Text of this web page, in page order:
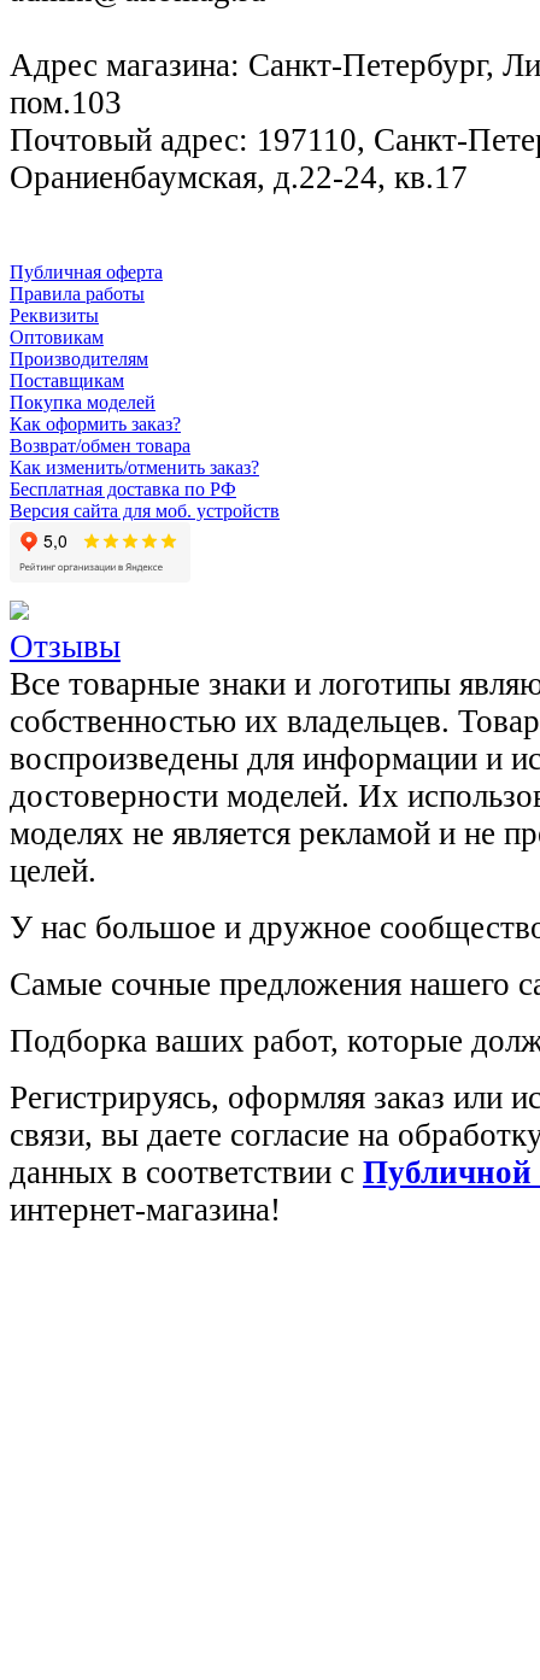
Адрес магазина: Санкт-Петербург,
пом.103
Почтовый адрес: 197110, Санкт-
Ораниенбаумская, д.22-24, кв.17
Публичная оферта
Правила работы
Реквизиты
Оптовикам
Производителям
Поставщикам
Покупка моделей
Как оформить заказ?
Возврат/обмен товара
Как изменить/отменить заказ?
Бесплатная доставка по РФ
Версия сайта для моб. устройств
Отзывы
Все товарные знаки и логотипы
собственностью их владельцев.
воспроизведены для информации и
достоверности моделей. Их
моделях не является рекламой и не
целей.
У нас большое и дружное
Самые сочные предложения нашего
Подборка ваших работ, которые
Регистрируясь, оформляя заказ или
связи, вы даете согласие на
данных в соответствии с Публичной
интернет-магазина!